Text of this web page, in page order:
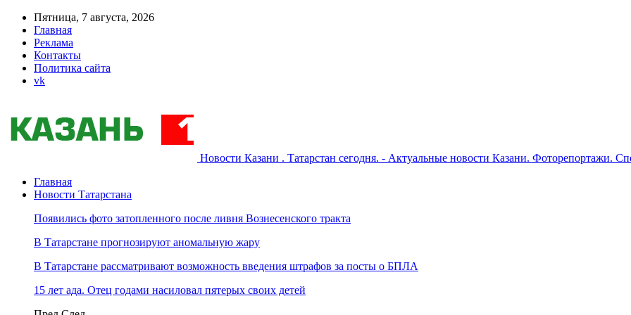
Пятница, 7 августа, 2026
Главная
Реклама
Контакты
Политика сайта
vk
Новости Казани . Татарстан сегодня. - Актуальные новости Казани. Фоторепортажи.
Главная
Новости Татарстана
Появились фото затопленного после ливня Вознесенского тракта
В Татарстане прогнозируют аномальную жару
В Татарстане рассматривают возможность введения штрафов за посты о БПЛА
15 лет ада. Отец годами насиловал пятерых своих детей